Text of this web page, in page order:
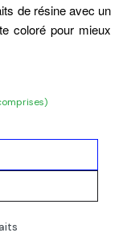
de résine avec un
coloré pour mieux